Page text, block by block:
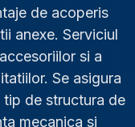
de acoperis
anexe. Serviciul
si a
Se asigura
de structura de
mecanica si